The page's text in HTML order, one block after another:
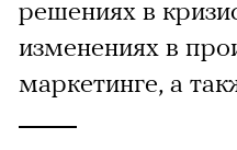
решениях в
изменениях в
маркетинге, а